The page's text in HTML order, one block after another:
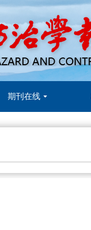
期刊在线